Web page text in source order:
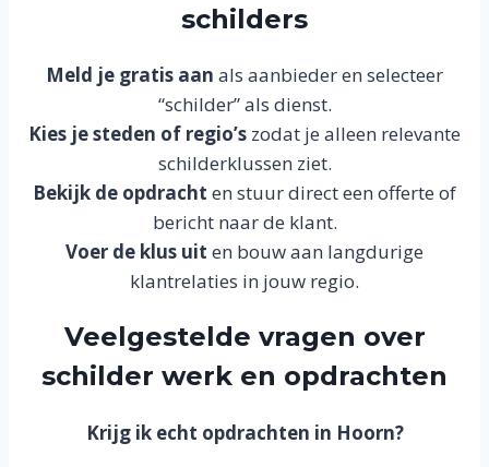
schilders
Meld je gratis aan als aanbieder en selecteer
“schilder” als dienst.
Kies je steden of regio’s zodat je alleen relevante
schilderklussen ziet.
Bekijk de opdracht en stuur direct een offerte of
bericht naar de klant.
Voer de klus uit en bouw aan langdurige
klantrelaties in jouw regio.
Veelgestelde vragen over
schilder werk en opdrachten
Krijg ik echt opdrachten in Hoorn?